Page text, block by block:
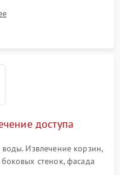
вращения
системы защиты
доступа
Извлечение корзин,
стенок, фасада